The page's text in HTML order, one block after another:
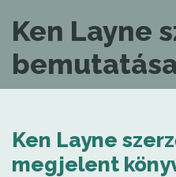
Ken Layne
Ken Layne
megjelent